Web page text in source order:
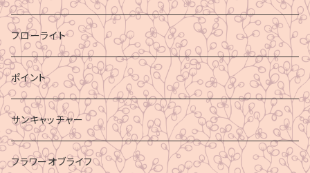
フローライト
ポイント
サンキャッチャー
フラワーオブライフ